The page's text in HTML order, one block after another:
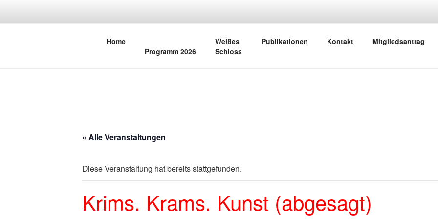
KULTURFREUNDE
Home
Programm 2026
Weißes
Schloss
Publikationen Kontakt Mitgliedsantrag
« Alle Veranstaltungen
Diese Veranstaltung hat bereits stattgefunden.
Krims. Krams. Kunst (abgesagt)